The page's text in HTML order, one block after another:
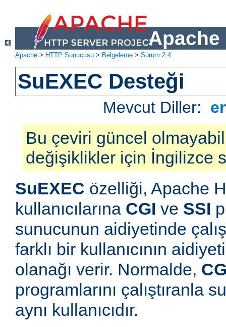
Apache
Apache > HTTP Sunucusu > Belgeleme > Sürüm 2.4
SuEXEC Desteği
Mevcut Diller:
Bu çeviri güncel
değişiklikler için İngilizce
SuEXEC özelliği, Apache
kullanıcılarına CGI ve SSI
sunucunun aidiyetinde
farklı bir kullanıcının
olanağı verir. Normalde,
programlarını çalıştıranla
aynı kullanıcıdır.